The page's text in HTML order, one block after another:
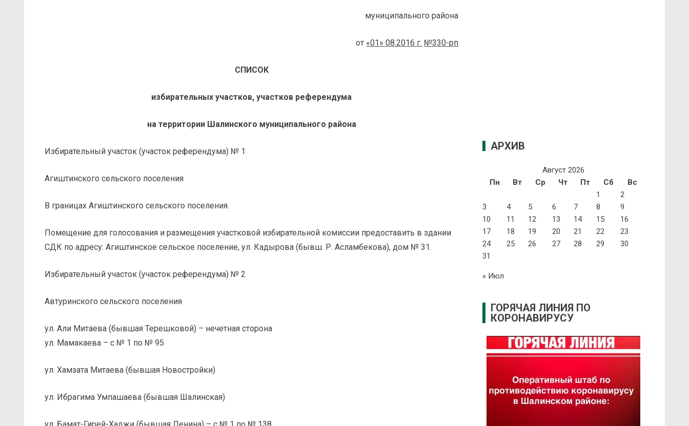
муниципального района
от «01» 08.2016 г. №330-рп
СПИСОК
избирательных участков, участков референдума
на территории Шалинского муниципального района
Избирательный участок (участок референдума) № 1
Агиштинского сельского поселения
В границах Агиштинского сельского поселения.
Помещение для голосования и размещения участковой избирательной комиссии предоставить в здании
СДК по адресу: Агиштинское сельское поселение, ул. Кадырова (бывш. Р. Асламбекова), дом № 31.
Избирательный участок (участок референдума) № 2
Автуринского сельского поселения
ул. Али Митаева (бывшая Терешковой) – нечетная сторона
ул. Мамакаева – с № 1 по № 95
ул. Хамзата Митаева (бывшая Новостройки)
ул. Ибрагима Умпашаева (бывшая Шалинская)
АРХИВ
Август 2026
Пн
Вт Ср Чт Пт Сб
Вс
1
2
3
4 5 6 7 8
9
10
11 12 13 14 15
16
17
18 19 20 21 22
23
24
25 26 27 28 29
30
31
« Июл
ГОРЯЧАЯ ЛИНИЯ ПО
КОРОНАВИРУСУ